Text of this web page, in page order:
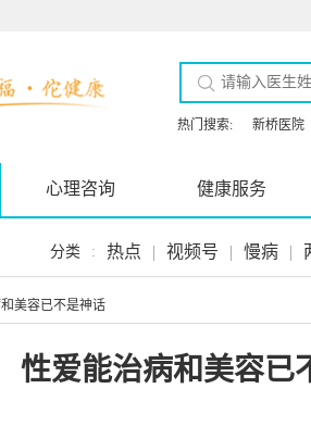
热门搜索: 新桥医院
心理咨询 健康服务
分类 : 热点 | 视频号 | 慢病 |
美容已不是神话
性爱能治病和美容已